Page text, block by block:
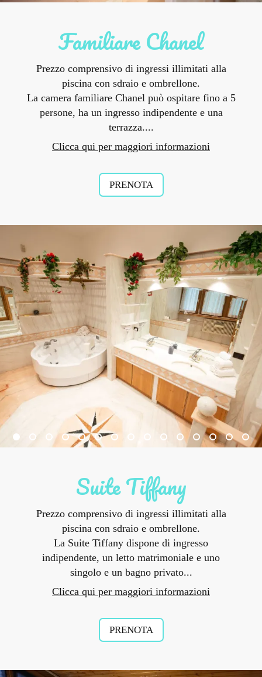
Familiare Chanel
Prezzo comprensivo di ingressi illimitati alla
piscina con sdraio e ombrellone.
La camera familiare Chanel può ospitare fino a 5
persone, ha un ingresso indipendente e una
terrazza....
Clicca qui per maggiori informazioni
PRENOTA
Suite Tiffany
Prezzo comprensivo di ingressi illimitati alla
piscina con sdraio e ombrellone.
La Suite Tiffany dispone di ingresso
indipendente, un letto matrimoniale e uno
singolo e un bagno privato...
Clicca qui per maggiori informazioni
PRENOTA